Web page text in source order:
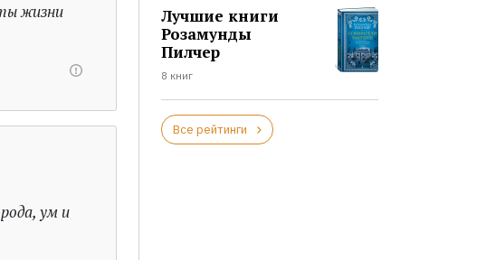
жизни
ум и
Лучшие книги
Розамунды
Пилчер
8 книг
Все рейтинги